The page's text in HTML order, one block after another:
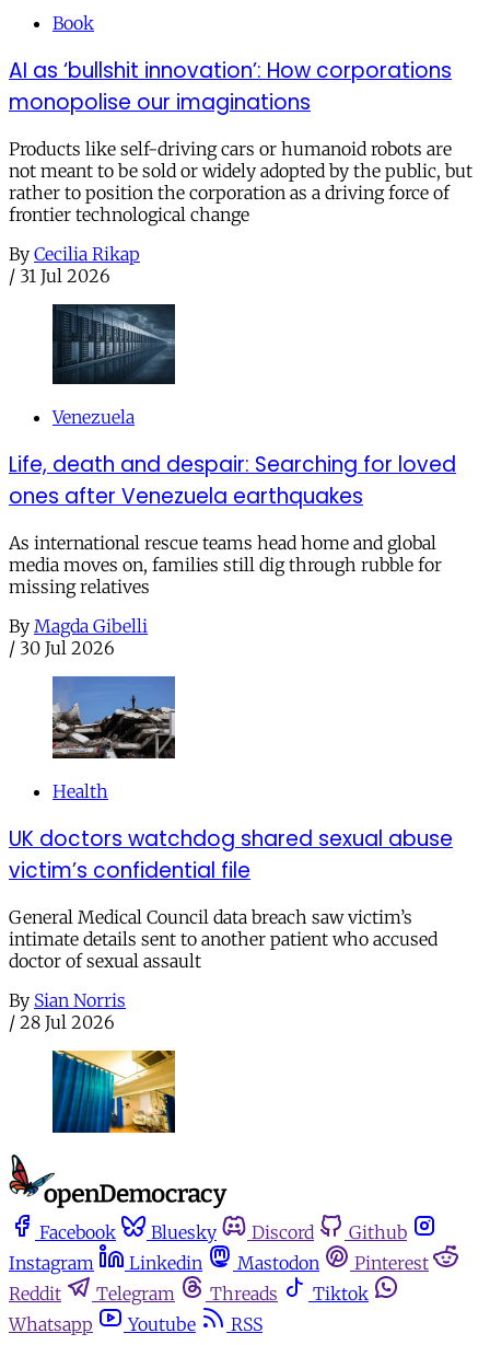
Book
AI as ‘bullshit innovation’: How corporations
monopolise our imaginations
Products like self-driving cars or humanoid robots are
not meant to be sold or widely adopted by the public, but
rather to position the corporation as a driving force of
frontier technological change
By Cecilia Rikap
/ 31 Jul 2026
Venezuela
Life, death and despair: Searching for loved
ones after Venezuela earthquakes
As international rescue teams head home and global
media moves on, families still dig through rubble for
missing relatives
By Magda Gibelli
/ 30 Jul 2026
Health
UK doctors watchdog shared sexual abuse
victim’s confidential file
General Medical Council data breach saw victim’s
intimate details sent to another patient who accused
doctor of sexual assault
By Sian Norris
/ 28 Jul 2026
Facebook Bluesky Discord
Github
Instagram
Linkedin Mastodon
Pinterest
Reddit
Telegram Threads
Tiktok
Whatsapp
Youtube RSS